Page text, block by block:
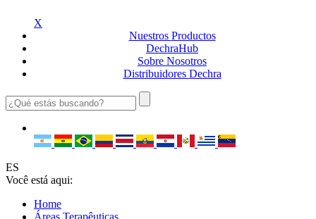
X
Nuestros Productos
DechraHub
Sobre Nosotros
Distribuidores Dechra
ES
Você está aqui:
Home
Áreas Terapêuticas